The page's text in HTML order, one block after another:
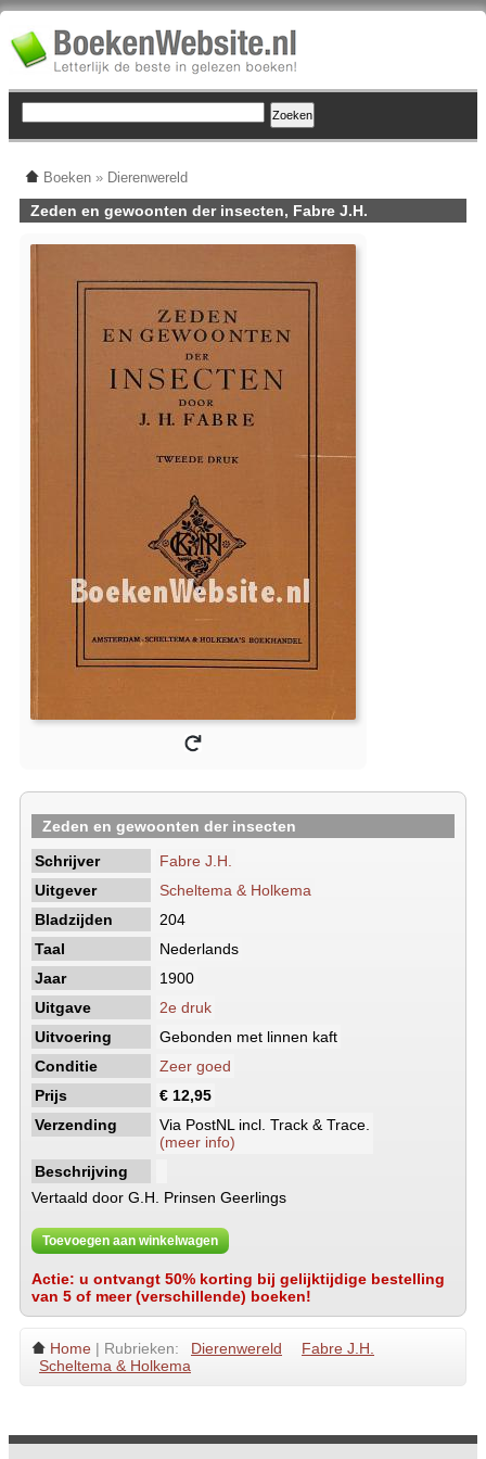
Boeken » Dierenwereld
Zeden en gewoonten der insecten, Fabre J.H.
Zeden en gewoonten der insecten
Schrijver
Fabre J.H.
Uitgever
Scheltema & Holkema
Bladzijden
204
Taal
Nederlands
Jaar
1900
Uitgave
2e druk
Uitvoering
Gebonden met linnen kaft
Conditie
Zeer goed
Prijs
€ 12,95
Verzending
Via PostNL incl. Track & Trace.
(meer info)
Beschrijving
Vertaald door G.H. Prinsen Geerlings
Toevoegen aan winkelwagen
Actie: u ontvangt 50% korting bij gelijktijdige bestelling
van 5 of meer (verschillende) boeken!
Home | Rubrieken: Dierenwereld
Fabre J.H.
Scheltema & Holkema